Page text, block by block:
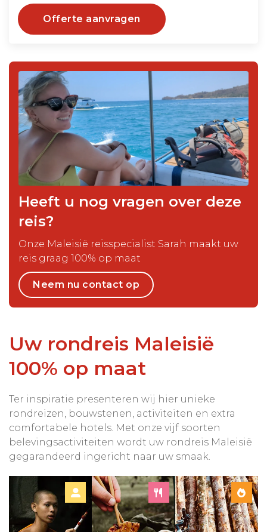
Offerte aanvragen
Heeft u nog vragen over deze
reis?
Onze Maleisië reisspecialist Sarah maakt uw
reis graag 100% op maat
Neem nu contact op
Uw rondreis Maleisië
100% op maat
Ter inspiratie presenteren wij hier unieke
rondreizen, bouwstenen, activiteiten en extra
comfortabele hotels. Met onze vijf soorten
belevingsactiviteiten wordt uw rondreis Maleisië
gegarandeerd ingericht naar uw smaak.